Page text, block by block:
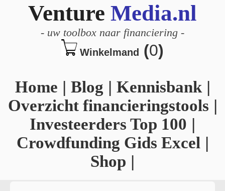
Venture Media.nl
- uw toolbox naar financiering -
Winkelmand (0)
Home | Blog | Kennisbank|
Overzicht financieringstools |
Investeerders Top 100 |
Crowdfunding Gids Excel |
Shop |